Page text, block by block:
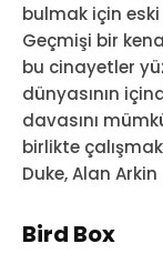
bulmak için
Geçmişi bir
bu cinayetler
dünyasının
davasını
birlikte
Duke, Alan
Bird Box